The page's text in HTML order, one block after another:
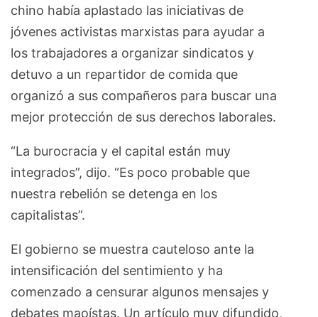
chino había aplastado las iniciativas de
jóvenes activistas marxistas para ayudar a
los trabajadores a organizar sindicatos y
detuvo a un repartidor de comida que
organizó a sus compañeros para buscar una
mejor protección de sus derechos laborales.
“La burocracia y el capital están muy
integrados”, dijo. “Es poco probable que
nuestra rebelión se detenga en los
capitalistas”.
El gobierno se muestra cauteloso ante la
intensificación del sentimiento y ha
comenzado a censurar algunos mensajes y
debates maoístas. Un artículo muy difundido,